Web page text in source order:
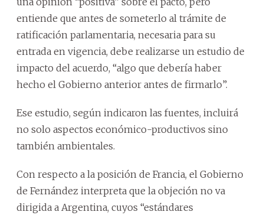
entiende que antes de someterlo al trámite de
ratificación parlamentaria, necesaria para su
entrada en vigencia, debe realizarse un estudio de
impacto del acuerdo, “algo que debería haber
hecho el Gobierno anterior antes de firmarlo”.
Ese estudio, según indicaron las fuentes, incluirá
no solo aspectos económico-productivos sino
también ambientales.
Con respecto a la posición de Francia, el Gobierno
de Fernández interpreta que la objeción no va
dirigida a Argentina, cuyos “estándares